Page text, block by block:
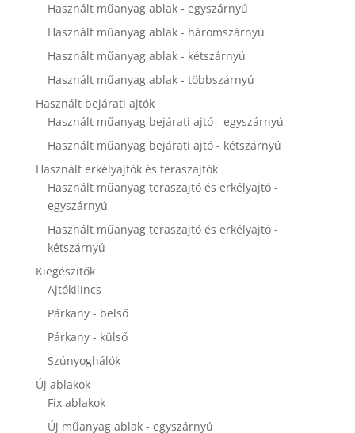
Használt műanyag ablak - egyszárnyú
Használt műanyag ablak - háromszárnyú
Használt műanyag ablak - kétszárnyú
Használt műanyag ablak - többszárnyú
Használt bejárati ajtók
Használt műanyag bejárati ajtó - egyszárnyú
Használt műanyag bejárati ajtó - kétszárnyú
Használt erkélyajtók és teraszajtók
Használt műanyag teraszajtó és erkélyajtó -
egyszárnyú
Használt műanyag teraszajtó és erkélyajtó -
kétszárnyú
Kiegészítők
Ajtókilincs
Párkany - belső
Párkany - külső
Szúnyoghálók
Új ablakok
Fix ablakok
Új műanyag ablak - egyszárnyú
refuse these
some
functionality
disappear
website.
Marketing
By sharing
behavior as